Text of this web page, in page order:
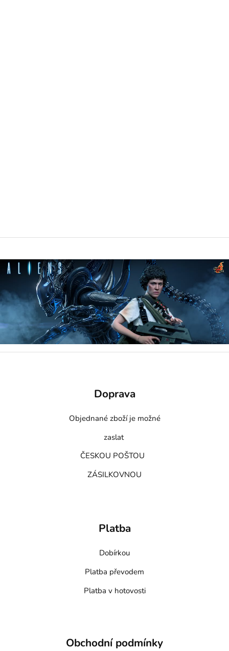
Doprava
Objednané zboží je možné
zaslat
ČESKOU POŠTOU
ZÁSILKOVNOU
Platba
Dobírkou
Platba převodem
Platba v hotovosti
Obchodní podmínky